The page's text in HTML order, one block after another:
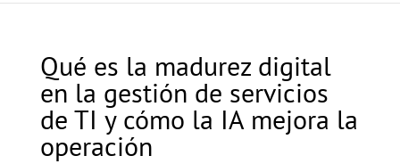
Qué es la madurez digital
en la gestión de servicios
de TI y cómo la IA mejora la
operación